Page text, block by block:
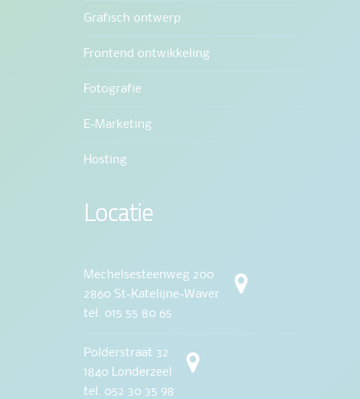
Grafisch ontwerp
Frontend ontwikkeling
Fotografie
E-Marketing
Hosting
Locatie
Mechelsesteenweg 200
2860 St-Katelijne-Waver
tel. 015 55 80 65
Polderstraat 32
1840 Londerzeel
tel. 052 30 35 98